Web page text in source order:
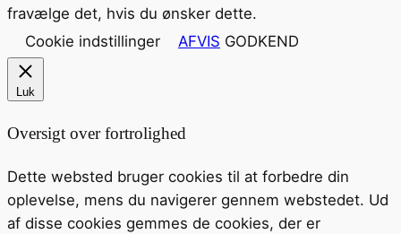
fravælge det, hvis du ønsker dette.
Cookie indstillinger
AFVIS GODKEND
Luk
Oversigt over fortrolighed
Dette websted bruger cookies til at forbedre din
oplevelse, mens du navigerer gennem webstedet. Ud
af disse cookies gemmes de cookies, der er